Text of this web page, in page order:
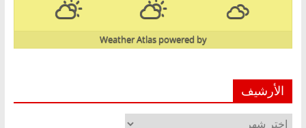
powered by
Weather Atlas
الأرشيف
الأرشيف